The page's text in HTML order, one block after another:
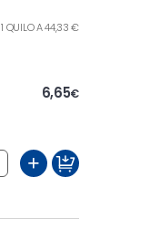
1 QUILO A 44,33 €
6,65€
+